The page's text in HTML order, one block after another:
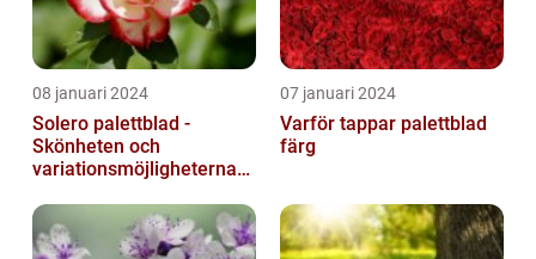
08 januari 2024
Solero palettblad -
Skönheten och
variationsmöjligheterna
07 januari 2024
Varför tappar palettblad
färg